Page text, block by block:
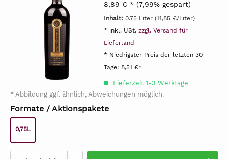
8,89 € * (7,99% gespart)
Inhalt: 0.75 Liter (11,85 €/Liter)
* inkl. USt. zzgl. Versand für
Lieferland
* Niedrigster Preis der letzten 30
Tage: 8,51 €*
Lieferzeit 1-3 Werktage
* Abbildung ggf. ähnlich, Abweichungen möglich.
Formate / Aktionspakete
0,75L